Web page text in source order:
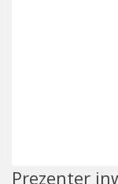
Prezenter